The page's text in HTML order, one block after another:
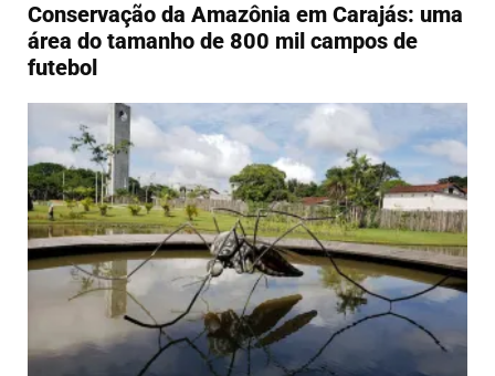
Conservação da Amazônia em Carajás: uma
área do tamanho de 800 mil campos de
futebol